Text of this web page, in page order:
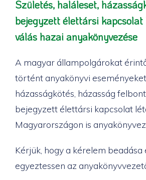
Születés, haláleset,
bejegyzett élettársi kapcsolat
válás hazai anyakönyvezése
A magyar állampolgárokat
történt anyakönyvi eseményeket
házasságkötés, házasság
bejegyzett élettársi kapcsolat
Magyarországon is
Kérjük, hogy a kérelem
egyeztessen az